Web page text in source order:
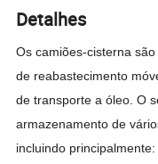
Detalhes
Os camiões-cisterna
de reabastecimento
de transporte a óleo. O
armazenamento de
incluindo principalmente: